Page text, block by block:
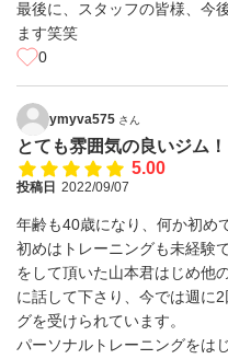
最後に、スタッフの皆様、今
ます笑笑
0
ymyva575 さん
とても雰囲気の良いジム！
5.00
投稿日 2022/09/07
年齢も40歳になり、何か初め
初めはトレーニングも未経験
をして頂いた山本君はじめ他
に話して下さり、今では週に
グを受けられています。
パーソナルトレーニングをは